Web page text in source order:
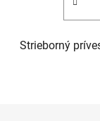
Strieborný